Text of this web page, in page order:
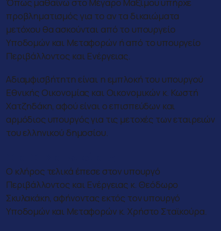
Όπως μαθαίνω στο Μέγαρο Μαξίμου υπήρχε
προβληματισμός για το αν τα δικαιώματα
μετόχου θα ασκούνται από το υπουργείο
Υποδομών και Μεταφορών ή από το υπουργείο
Περιβάλλοντος και Ενέργειας.
Αδιαμφισβήτητη είναι η εμπλοκή του υπουργού
Εθνικής Οικονομίας και Οικονομικών κ. Κωστή
Χατζηδάκη, αφού είναι ο επισπεύδων και
αρμόδιος υπουργός για τις μετοχές των εταιρειών
του ελληνικού δημοσίου.
Ο κλήρος τελικά έπεσε στον υπουργό
Περιβάλλοντος και Ενέργειας κ. Θεόδωρο
Σκυλακάκη, αφήνοντας εκτός τον υπουργό
Υποδομών και Μεταφορών κ. Χρήστο Σταϊκούρα.